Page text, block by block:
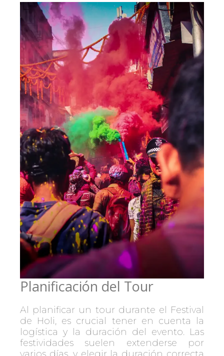
Planificación del Tour
Al planificar un tour durante el Festival
de Holi, es crucial tener en cuenta la
logística y la duración del evento. Las
festividades suelen extenderse por